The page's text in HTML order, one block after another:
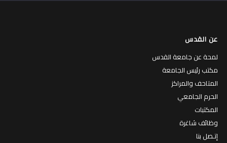
عن القدس
لمحة عن جامعة القدس
مكتب رئيس الجامعة
المتاحف والمراكز
الحرم الجامعي
المكتبات
وظائف شاغرة
إتـصل بنا